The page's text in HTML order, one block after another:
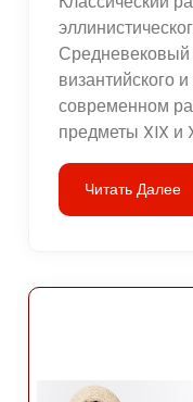
Средневековый
византийского
современном
предметы XIX и
Читать Далее